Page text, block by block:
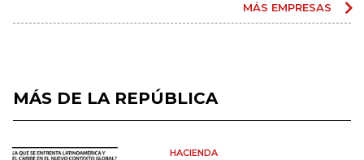
MÁS EMPRESAS
MÁS DE LA REPÚBLICA
HACIENDA